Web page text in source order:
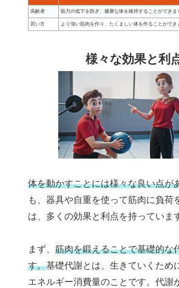
高齢者 筋力の低下を防ぎ、健康な体を維持することができま
若い方 より強い筋肉を作り、たくましい体を作ることができ
様々な効果と利
体を動かすことには様々な良い点が
も、器具や自重を使って筋肉に負荷
は、多くの効果と利点を持っていま
まず、 筋肉を鍛えることで基礎的な
す。基礎代謝とは、生きていくため
エネルギー消費量のことです。代謝